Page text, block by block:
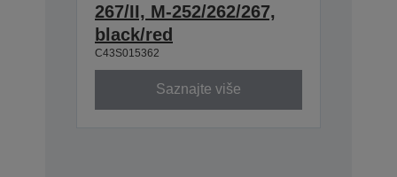
267/II, M-252/262/267,
black/red
C43S015362
Saznajte više